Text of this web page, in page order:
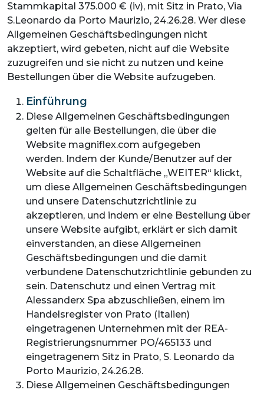
Stammkapital 375.000 € (iv), mit Sitz in Prato, Via
S.Leonardo da Porto Maurizio, 24.26.28. Wer diese
Allgemeinen Geschäftsbedingungen nicht
akzeptiert, wird gebeten, nicht auf die Website
zuzugreifen und sie nicht zu nutzen und keine
Bestellungen über die Website aufzugeben.
Einführung
Diese Allgemeinen Geschäftsbedingungen
gelten für alle Bestellungen, die über die
Website magniflex.com aufgegeben
werden. Indem der Kunde/Benutzer auf der
Website auf die Schaltfläche „WEITER“ klickt,
um diese Allgemeinen Geschäftsbedingungen
und unsere Datenschutzrichtlinie zu
akzeptieren, und indem er eine Bestellung über
unsere Website aufgibt, erklärt er sich damit
einverstanden, an diese Allgemeinen
Geschäftsbedingungen und die damit
verbundene Datenschutzrichtlinie gebunden zu
sein. Datenschutz und einen Vertrag mit
Alessanderx Spa abzuschließen, einem im
Handelsregister von Prato (Italien)
eingetragenen Unternehmen mit der REA-
Registrierungsnummer PO/465133 und
eingetragenem Sitz in Prato, S. Leonardo da
Porto Maurizio, 24.26.28.
Diese Allgemeinen Geschäftsbedingungen